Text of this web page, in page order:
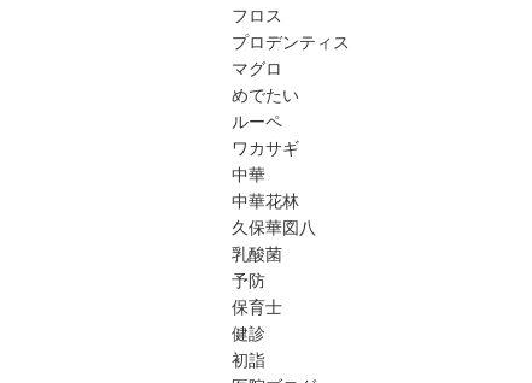
フロス
プロデンティス
マグロ
めでたい
ルーペ
ワカサギ
中華
中華花林
久保華図八
乳酸菌
予防
保育士
健診
初詣